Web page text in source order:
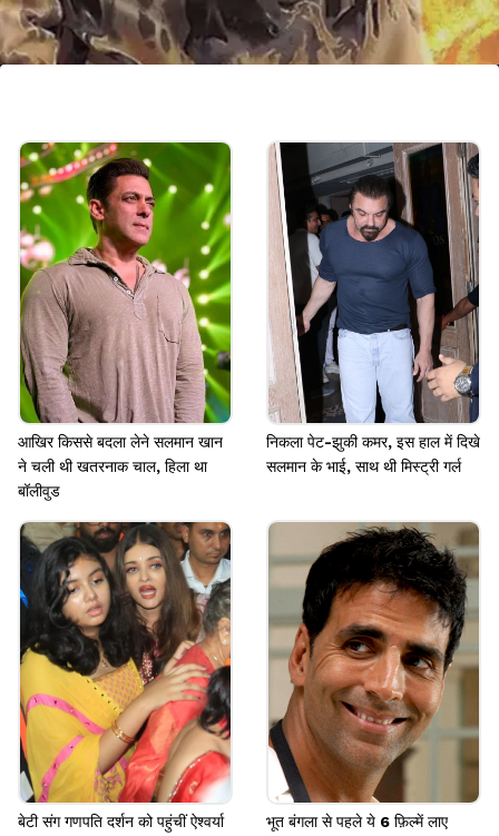
में डेब्यू कर रहे हैं।
Image credits: instagram
आखिर किससे बदला लेने सलमान खान
ने चली थी खतरनाक चाल, हिला था
बॉलीवुड
निकला पेट-झुकी कमर, इस हाल में दिखे
सलमान के भाई, साथ थी मिस्ट्री गर्ल
बेटी संग गणपति दर्शन को पहुंचीं ऐश्वर्या
भूत बंगला से पहले ये 6 फ़िल्में लाए